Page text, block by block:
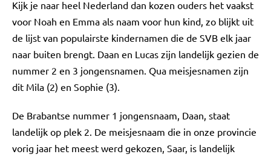
Kijk je naar heel Nederland dan kozen ouders het vaakst
voor Noah en Emma als naam voor hun kind, zo blijkt uit
de lijst van populairste kindernamen die de SVB elk jaar
naar buiten brengt. Daan en Lucas zijn landelijk gezien de
nummer 2 en 3 jongensnamen. Qua meisjesnamen zijn
dit Mila (2) en Sophie (3).
De Brabantse nummer 1 jongensnaam, Daan, staat
landelijk op plek 2. De meisjesnaam die in onze provincie
vorig jaar het meest werd gekozen, Saar, is landelijk